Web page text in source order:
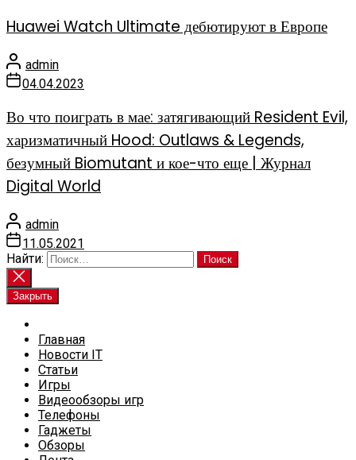
Huawei Watch Ultimate дебютируют в Европе
admin
04.04.2023
Во что поиграть в мае: затягивающий Resident Evil,
харизматичный Hood: Outlaws & Legends,
безумный Biomutant и кое-что еще | Журнал
Digital World
admin
11.05.2021
Найти:
Закрыть
Главная
Новости IT
Статьи
Игры
Видеообзоры игр
Телефоны
Гаджеты
Обзоры